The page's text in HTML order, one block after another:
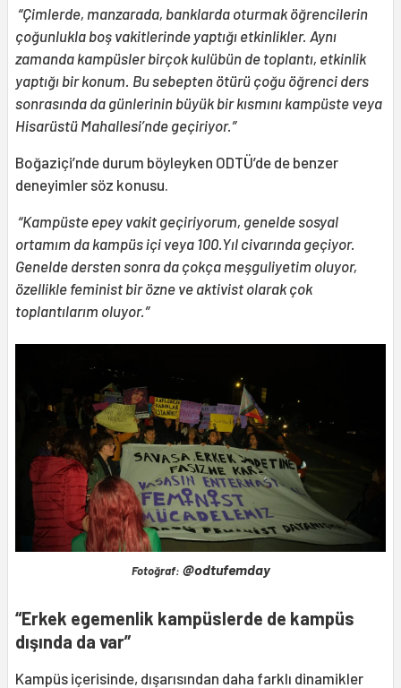
“Çimlerde, manzarada, banklarda oturmak öğrencilerin
çoğunlukla boş vakitlerinde yaptığı etkinlikler. Aynı
zamanda kampüsler birçok kulübün de toplantı, etkinlik
yaptığı bir konum. Bu sebepten ötürü çoğu öğrenci ders
sonrasında da günlerinin büyük bir kısmını kampüste veya
Hisarüstü Mahallesi’nde geçiriyor.”
Boğaziçi’nde durum böyleyken ODTÜ’de de benzer
deneyimler söz konusu.
“Kampüste epey vakit geçiriyorum, genelde sosyal
ortamım da kampüs içi veya 100.Yıl civarında geçiyor.
Genelde dersten sonra da çokça meşguliyetim oluyor,
özellikle feminist bir özne ve aktivist olarak çok
toplantılarım oluyor.”
Fotoğraf: @odtufemday
“Erkek egemenlik kampüslerde de kampüs
dışında da var”
Kampüs içerisinde, dışarısından daha farklı dinamikler